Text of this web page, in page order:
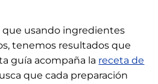
que usando ingredientes
tenemos resultados que
guía acompaña la receta de
que cada preparación